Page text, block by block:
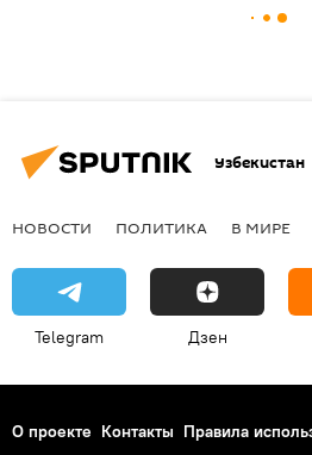
Узбекистан
НОВОСТИ ПОЛИТИКА В МИРЕ
Telegram Дзен
О проекте Контакты Правила